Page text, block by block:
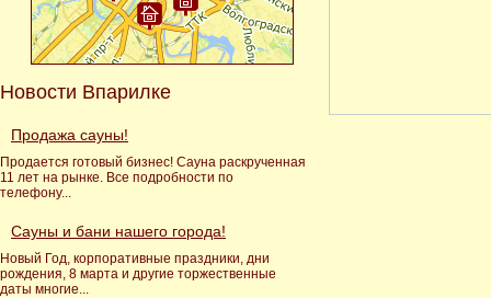
Новости Впарилке
Продажа сауны!
Продается готовый бизнес! Сауна раскрученная
11 лет на рынке. Все подробности по
телефону...
Сауны и бани нашего города!
Новый Год, корпоративные праздники, дни
рождения, 8 марта и другие торжественные
даты многие...